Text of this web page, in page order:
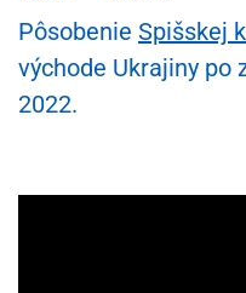
Pôsobenie Spišskej
východe Ukrajiny po
2022.